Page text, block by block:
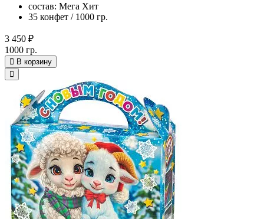
состав: Мега Хит
35 конфет / 1000 гр.
3 450 ₽
1000 гр.
В корзину